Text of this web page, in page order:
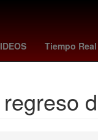
Tiempo Real
olympiacos